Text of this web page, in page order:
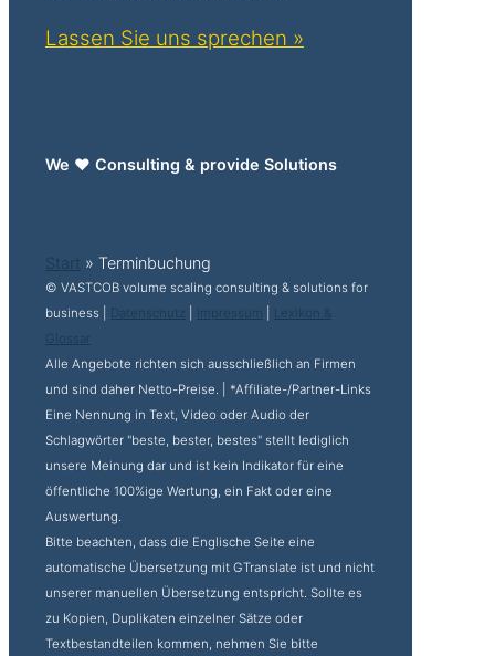
Lassen Sie uns sprechen »
We ♥ Consulting & provide Solutions
Start » Terminbuchung
© VASTCOB volume scaling consulting & solutions for
business |
Datenschutz Impressum
Lexikon &
Alle Angebote richten sich ausschließlich an Firmen
und sind daher Netto-Preise. | *Affiliate-/Partner-Links
Eine Nennung in Text, Video oder Audio der
Schlagwörter "beste, bester, bestes" stellt lediglich
unsere Meinung dar und ist kein Indikator für eine
öffentliche 100%ige Wertung, ein Fakt oder eine
Auswertung.
Bitte beachten, dass die Englische Seite eine
automatische Übersetzung mit GTranslate ist und nicht
unserer manuellen Übersetzung entspricht. Sollte es
zu Kopien, Duplikaten einzelner Sätze oder
Textbestandteilen kommen, nehmen Sie bitte